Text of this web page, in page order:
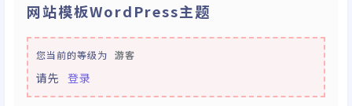
网站模板WordPress主题
您当前的等级为 游客
请先 登录